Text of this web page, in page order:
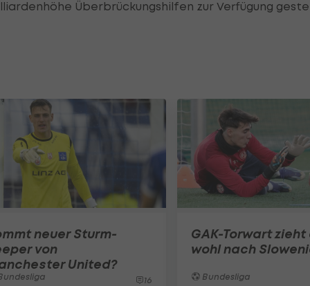
Überbrückungshilfen zur Verfügung
neuer Sturm-
von
United?
16
GAK-Torwart zieht
wohl nach
Bundesliga